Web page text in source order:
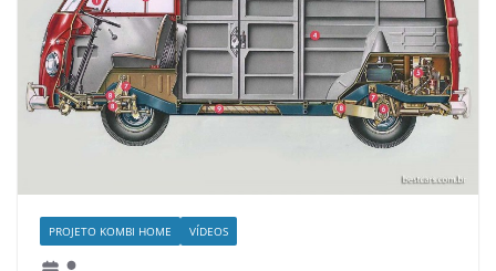
PROJETO KOMBI HOME VÍDEOS